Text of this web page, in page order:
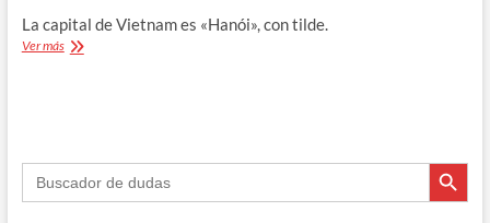
La capital de Vietnam es «Hanói», con tilde.
Ver más«Vietnam»,
Buscar: Botón de